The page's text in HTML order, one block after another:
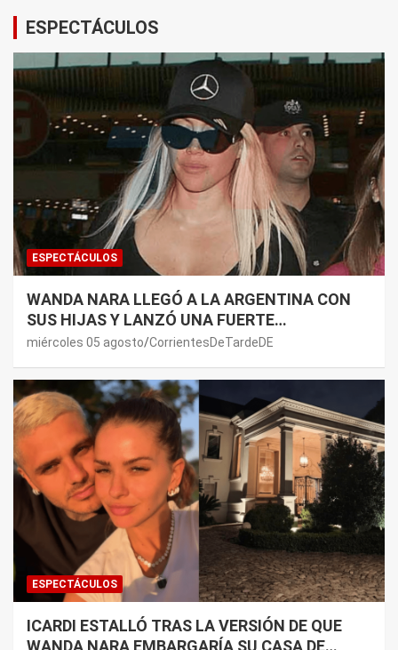
ESPECTÁCULOS
ESPECTÁCULOS
WANDA NARA LLEGÓ A LA ARGENTINA CON
SUS HIJAS Y LANZÓ UNA FUERTE
PREMONICIÓN SOBRE MAURO ICARDI
miércoles 05 agosto CorrientesDeTardeDE
ESPECTÁCULOS
ICARDI ESTALLÓ TRAS LA VERSIÓN DE QUE